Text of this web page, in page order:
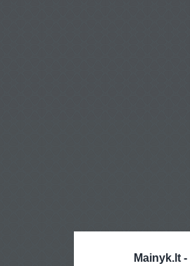
Mainyk.lt -